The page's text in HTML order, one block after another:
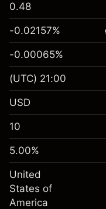
خلال عقود
0.48
$1,000.00
-0.021568
%
(-$4.31)
-0.02157%
$1,000.00
-0.000654
%
(-$0.13)
-0.00065%
21:00
(UTC)
USD
10
5.00%
United
States of
America